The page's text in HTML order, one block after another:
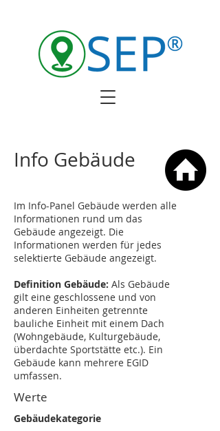
Info Gebäude
Im Info-Panel Gebäude werden alle
Informationen rund um das
Gebäude angezeigt. Die
Informationen werden für jedes
selektierte Gebäude angezeigt.
Definition Gebäude: Als Gebäude
gilt eine geschlossene und von
anderen Einheiten getrennte
bauliche Einheit mit einem Dach
(Wohngebäude, Kulturgebäude,
überdachte Sportstätte etc.). Ein
Gebäude kann mehrere EGID
umfassen.
Werte
Gebäudekategorie